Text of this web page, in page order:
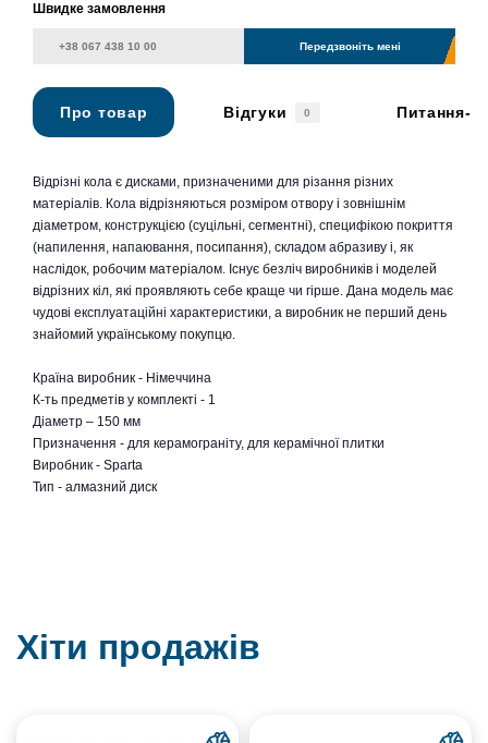
Швидке замовлення
Передзвоніть мені
Про товар Відгуки 0 Питання-
Відрізні кола є дисками, призначеними для різання різних
матеріалів. Кола відрізняються розміром отвору і зовнішнім
діаметром, конструкцією (суцільні, сегментні), специфікою покриття
(напилення, напаювання, посипання), складом абразиву і, як
наслідок, робочим матеріалом. Існує безліч виробників і моделей
відрізних кіл, які проявляють себе краще чи гірше. Дана модель має
чудові експлуатаційні характеристики, а виробник не перший день
знайомий українському покупцю.
Країна виробник - Німеччина
К-ть предметів у комплекті - 1
Діаметр – 150 мм
Призначення - для керамограніту, для керамічної плитки
Виробник - Sparta
Тип - алмазний диск
Хіти продажів